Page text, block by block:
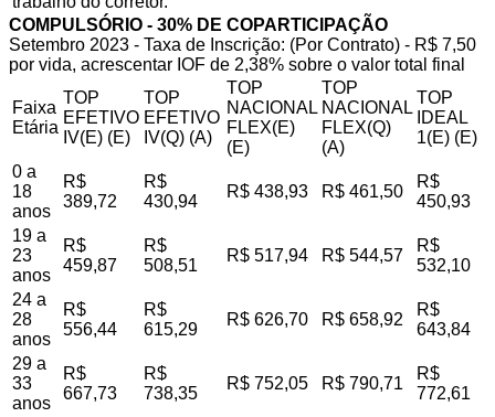
COMPULSÓRIO - 30% DE COPARTICIPAÇÃO
Setembro 2023 - Taxa de Inscrição: (Por Contrato) - R$ 7,50
por vida, acrescentar IOF de 2,38% sobre o valor total final
Faixa
Etária
TOP
EFETIVO
IV(E) (E)
TOP
EFETIVO
IV(Q) (A)
TOP
NACIONAL
FLEX(E)
(E)
TOP
NACIONAL
FLEX(Q)
(A)
TOP
IDEAL
1(E) (E)
0 a
18
anos
R$
389,72
R$
430,94
R$ 438,93 R$ 461,50
R$
450,93
19 a
23
anos
R$
459,87
R$
508,51
R$ 517,94 R$ 544,57
R$
532,10
24 a
28
anos
R$
556,44
R$
615,29
R$ 626,70 R$ 658,92
R$
643,84
29 a
33
anos
R$
667,73
R$
738,35
R$ 752,05 R$ 790,71
R$
772,61